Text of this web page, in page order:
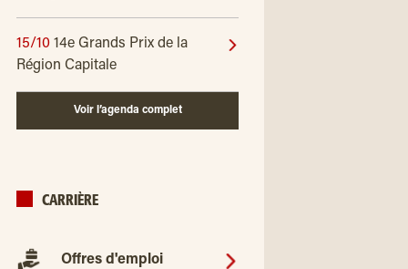
15/10 14e Grands Prix de la
Région Capitale
Voir l’agenda complet
CARRIÈRE
Offres d'emploi